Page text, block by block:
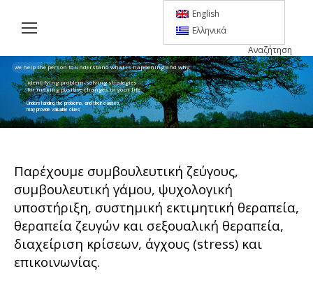
English
Ελληνικά
Search:
Αναζήτηση
we help the person to understand what is happening and why
identifying problem-solving strategies
for making positive changes in your life
Understanding the problems, and their causes,
may provide valuable clues
Παρέχουμε συμβουλευτική ζεύγους,
συμβουλευτική γάμου, ψυχολογική
υποστήριξη, συστημική εκτιμητική θεραπεία,
θεραπεία ζευγών και σεξουαλική θεραπεία,
διαχείριση κρίσεων, άγχους (stress) και
επικοινωνίας.